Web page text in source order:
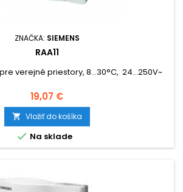
ZNAČKA: SIEMENS
RAA11
verejné priestory, 8...30°C, 24...250V~
Cena
19,07 €
 Vložiť do košíka
 Na sklade